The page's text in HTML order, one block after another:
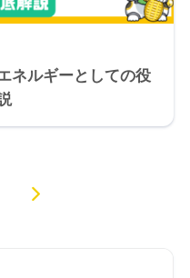
ネルギーとしての役